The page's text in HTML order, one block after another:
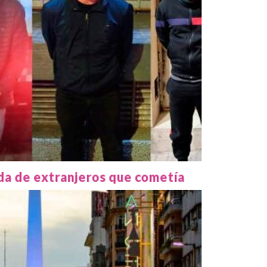
de extranjeros que cometía